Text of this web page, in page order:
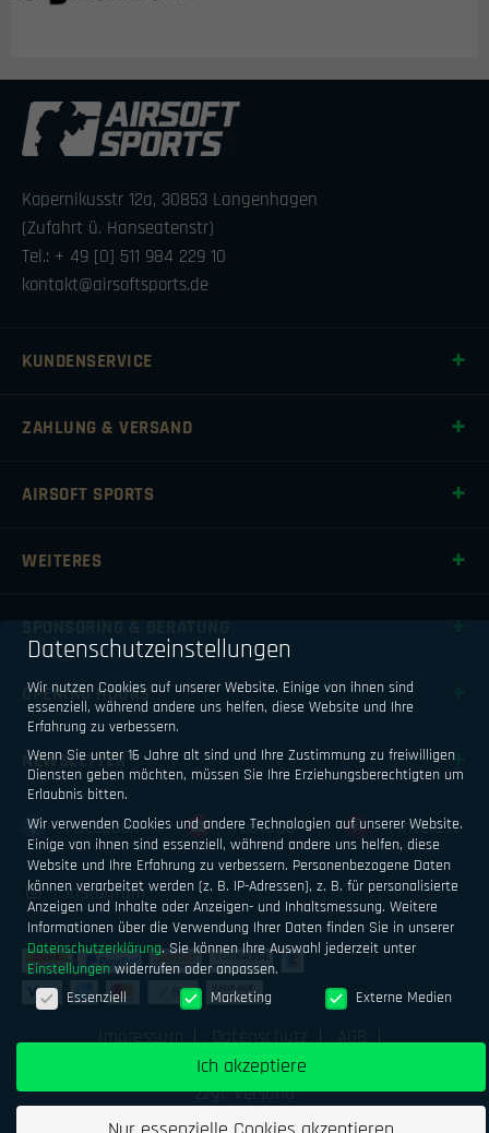
Kopernikusstr 12a, 30853 Langenhagen
(Zufahrt ü. Hanseatenstr)
Tel.: + 49 [0] 511 984 229 10
kontakt@airsoftsports.de
KUNDENSERVICE
ZAHLUNG & VERSAND
AIRSOFT SPORTS
WEITERES
SPONSORING & BERATUNG
OPENING HOURS
NEWSLETTER
Facebook Youtube Pinterest
Instagram
Impressum Datenschutz
AGB
Geld verdienen mit Airsoftsports
Alle Preise inkl. MwSt.
zzgl. Versand
Datenschutzeinstellungen
Wir nutzen Cookies auf unserer Website. Einige von ihnen sind
essenziell, während andere uns helfen, diese Website und Ihre
Erfahrung zu verbessern.
Wenn Sie unter 16 Jahre alt sind und Ihre Zustimmung zu freiwilligen
Diensten geben möchten, müssen Sie Ihre Erziehungsberechtigten um
Erlaubnis bitten.
Wir verwenden Cookies und andere Technologien auf unserer Website.
Einige von ihnen sind essenziell, während andere uns helfen, diese
Website und Ihre Erfahrung zu verbessern. Personenbezogene Daten
können verarbeitet werden (z. B. IP-Adressen), z. B. für personalisierte
Anzeigen und Inhalte oder Anzeigen- und Inhaltsmessung. Weitere
Informationen über die Verwendung Ihrer Daten finden Sie in unserer
Datenschutzerklärung. Sie können Ihre Auswahl jederzeit unter
Einstellungen widerrufen oder anpassen.
Datenschutzeinstellungen
Essenziell Marketing Externe Medien
Ich akzeptiere